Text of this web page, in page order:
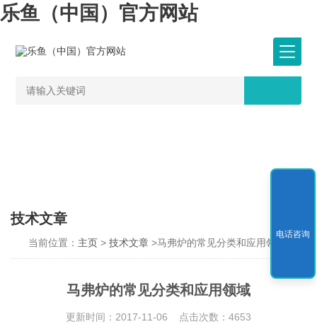
乐鱼（中国）官方网站
技术文章
当前位置： 主页 >技术文章 >马弗炉的常见分类和应用领域
马弗炉的常见分类和应用领域
更新时间：2017-11-06 点击次数：4653
电话咨询